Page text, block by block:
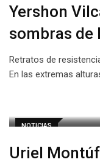
Yershon
sombras de
Retratos de
En las extremas
NOTICIAS
Uriel